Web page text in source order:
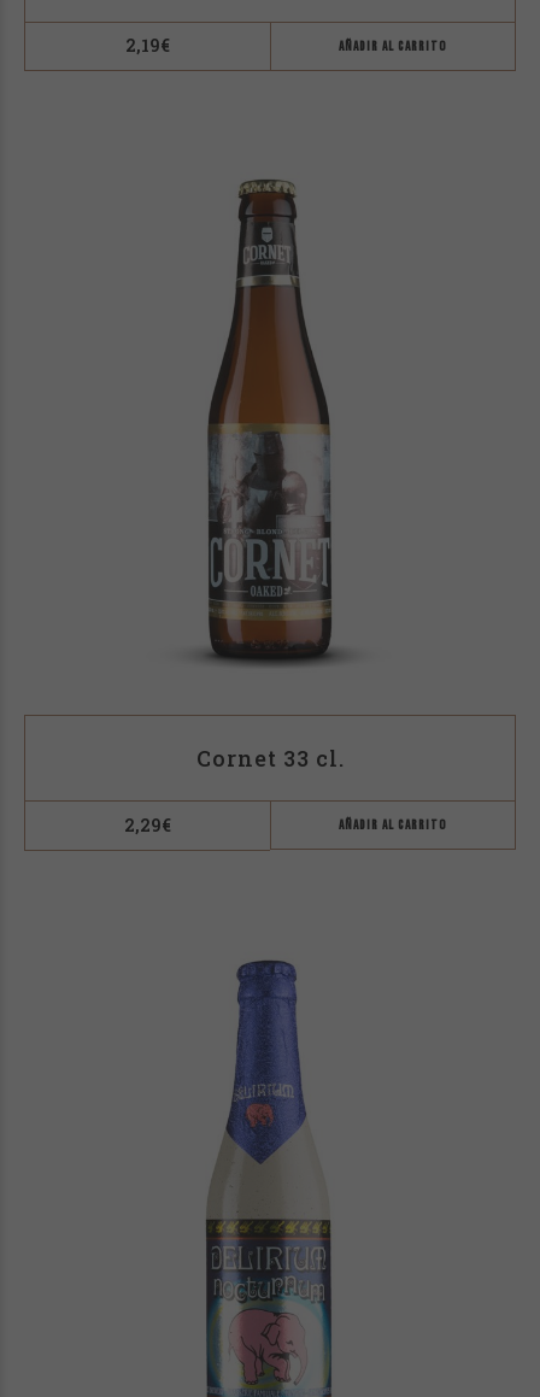
2,19€ AÑADIR AL CARRITO
Cornet 33 cl.
2,29€ AÑADIR AL CARRITO